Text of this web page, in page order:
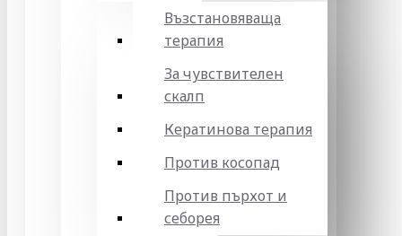
Възстановяваща
терапия
За чувствителен
скалп
Кератинова терапия
Против косопад
Против пърхот и
себорея